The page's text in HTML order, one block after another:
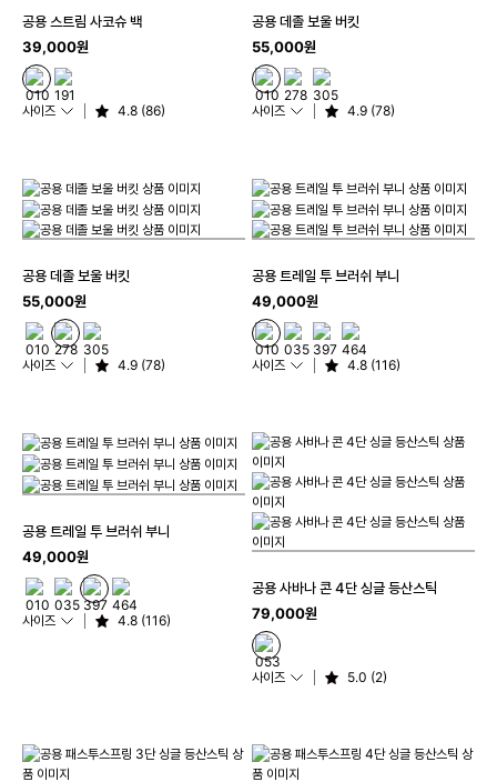
공용 스트림 사코슈 백
39,000원
사이즈 4.8 (86)
공용 데졸 보울 버킷
55,000원
사이즈 4.9 (78)
공용 데졸 보울 버킷
55,000원
사이즈 4.9 (78)
공용 트레일 투 브러쉬 부니
49,000원
사이즈 4.8 (116)
공용 트레일 투 브러쉬 부니
49,000원
사이즈 4.8 (116)
공용 사바나 콘 4단 싱글 등산스틱
79,000원
사이즈 5.0 (2)